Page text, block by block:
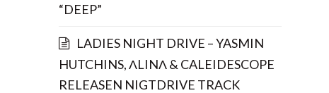
“DEEP”
LADIES NIGHT DRIVE – YASMIN
HUTCHINS, ΛLINΛ & CALEIDESCOPE
RELEASEN NIGTDRIVE TRACK